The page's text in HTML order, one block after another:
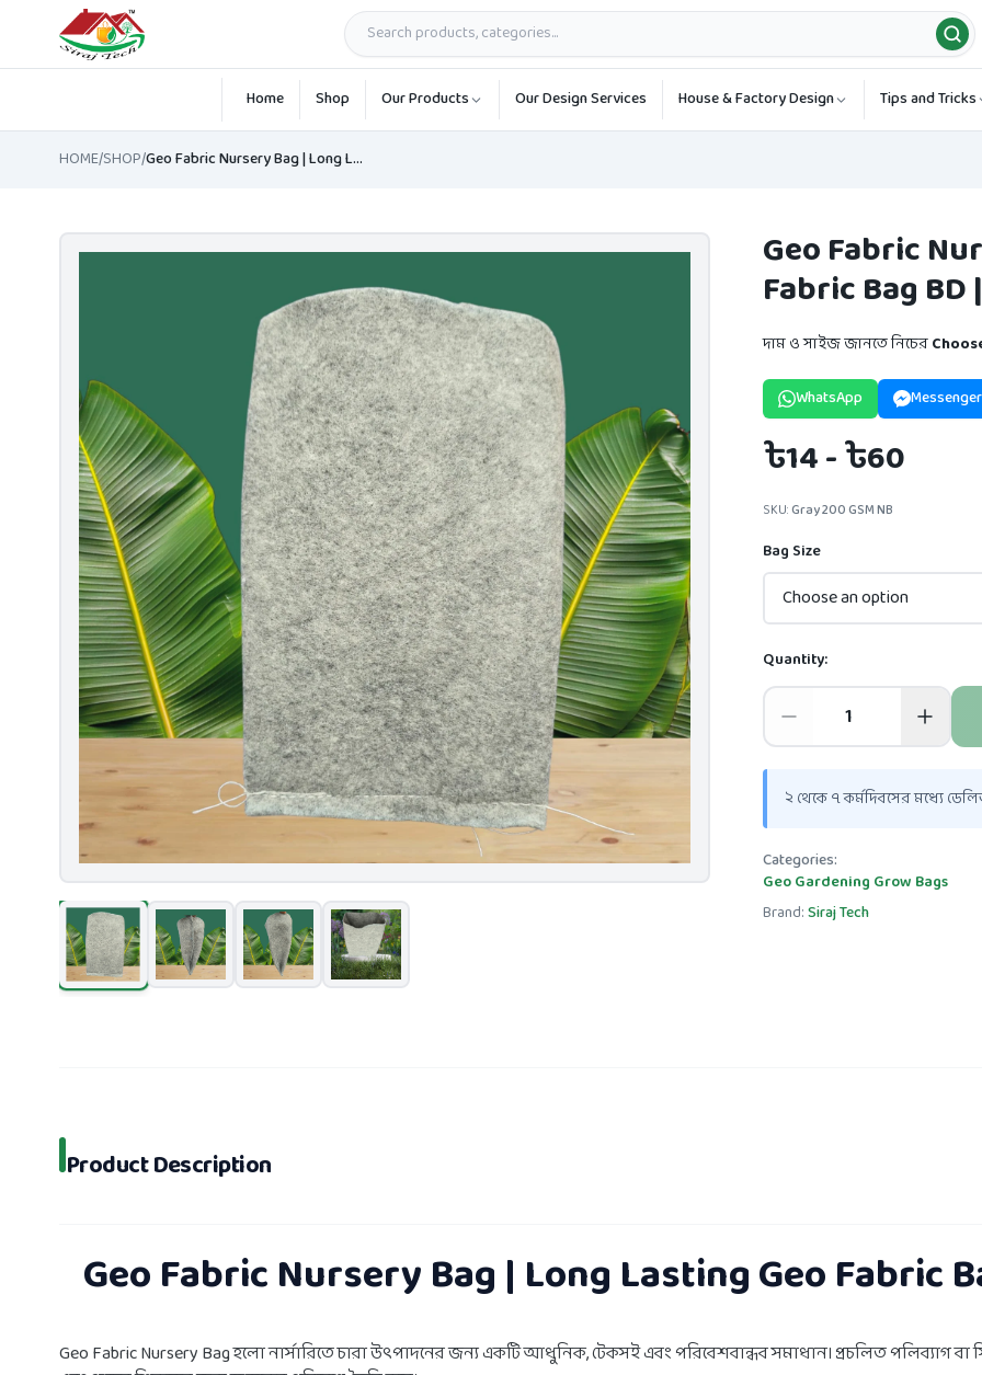
Skip to main content
Home Shop Our Products Our Design Services House & Factory Design Tips and Tricks
HOME/SHOP/ Geo Fabric Nursery Bag | Long Lasting Geo Fabric Bag BD | 200gsm/ps gray
Geo Fabric
Fabric Bag
দাম ও সাইজ জানতে নিচের
WhatsApp Messenger
৳14 - ৳60
SKU:Gray 200 GSM NB
Bag Size
Choose an option
Quantity:
২ থেকে ৭ কর্মদিবসের মধ্যে
Categories:
Geo Gardening Grow Bags
Brand:Siraj Tech
Product Description
Geo Fabric Nursery Bag | Long Lasting Geo Fabric
Geo Fabric Nursery Bag হলো নার্সারিতে চারা উৎপাদনের জন্য একটি আধুনিক, টেকসই এবং পরিবেশবান্ধব সমাধান। প্রচলিত পলিব্যাগ বা